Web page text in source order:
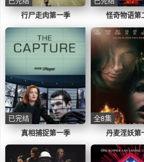
行尸走肉第一季 怪奇物语第
真相捕捉第一季
已完结
丹麦淫妖第
全8集